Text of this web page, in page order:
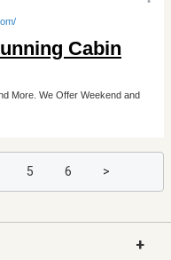
5 6 >
+